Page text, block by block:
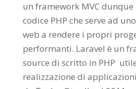
un framework MVC
codice PHP che serve ad
web a rendere i propri
performanti. Laravel è un
source di scritto in PHP
realizzazione di